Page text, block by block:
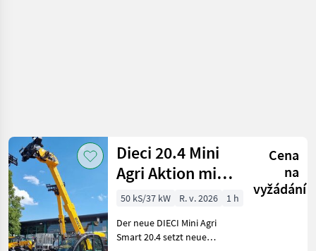
Dieci 20.4 Mini
Agri Aktion mit
Österreichpaket
Cena
na
vyžádání
50 kS/37 kW R. v. 2026
1 h
Der neue DIECI Mini Agri
Smart 20.4 setzt neue